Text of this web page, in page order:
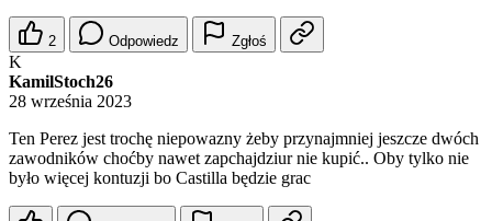
2 Odpowiedz Zgłoś
K
KamilStoch26
28 września 2023
Ten Perez jest trochę niepowazny żeby przynajmniej jeszcze dwóch
zawodników choćby nawet zapchajdziur nie kupić.. Oby tylko nie
było więcej kontuzji bo Castilla będzie grac